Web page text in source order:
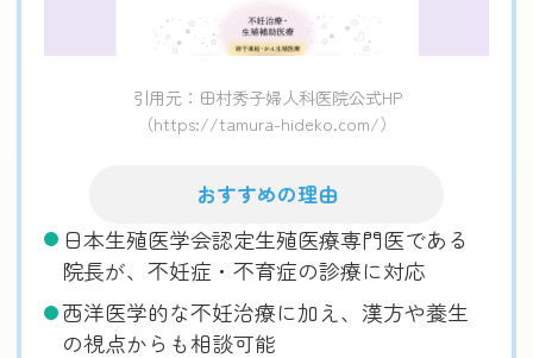
引用元：田村秀子婦人科医院公式HP
（https://tamura-hideko.com/）
おすすめの理由
日本生殖医学会認定生殖医療専門医である
院長が、不妊症・不育症の診療に対応
西洋医学的な不妊治療に加え、漢方や養生
の視点からも相談可能